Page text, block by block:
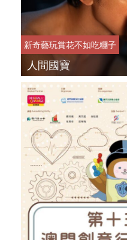
新奇藝玩賞花不如吃糰子
人間國寶